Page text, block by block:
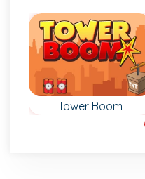
Tower Boom